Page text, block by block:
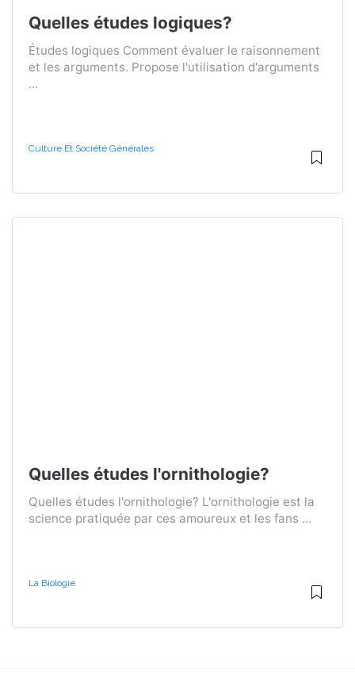
Quelles études logiques?
Études logiques Comment évaluer le raisonnement
et les arguments. Propose l'utilisation d'arguments
...
Culture Et Société Générales
Quelles études l'ornithologie?
Quelles études l'ornithologie? L'ornithologie est la
science pratiquée par ces amoureux et les fans ...
La Biologie